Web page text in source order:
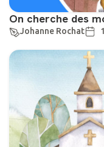
On cherche des
Johanne Rochat